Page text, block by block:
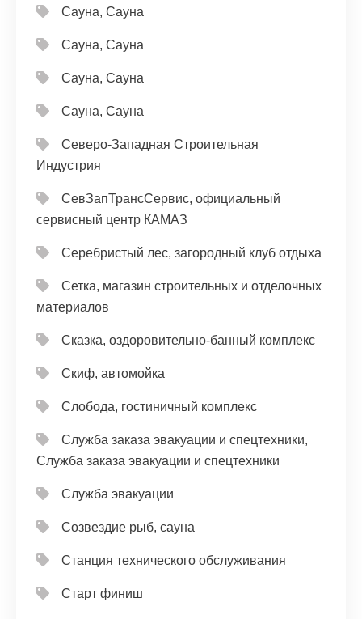
Сауна, Сауна
Сауна, Сауна
Сауна, Сауна
Сауна, Сауна
Северо-Западная Строительная
Индустрия
СевЗапТрансСервис, официальный
сервисный центр КАМАЗ
Серебристый лес, загородный клуб отдыха
Сетка, магазин строительных и отделочных
материалов
Сказка, оздоровительно-банный комплекс
Скиф, автомойка
Слобода, гостиничный комплекс
Служба заказа эвакуации и спецтехники,
Служба заказа эвакуации и спецтехники
Служба эвакуации
Созвездие рыб, сауна
Станция технического обслуживания
Старт финиш